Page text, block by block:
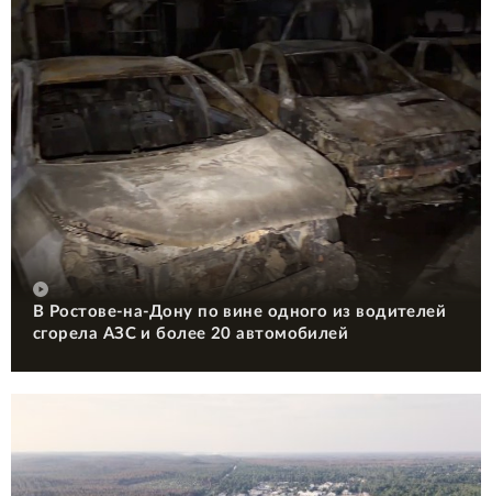
В Ростове-на-Дону по вине одного из водителей
сгорела АЗС и более 20 автомобилей